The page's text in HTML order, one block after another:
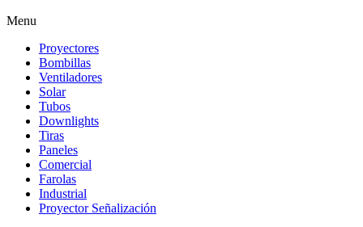
Menu
Proyectores
Bombillas
Ventiladores
Solar
Tubos
Downlights
Tiras
Paneles
Comercial
Farolas
Industrial
Proyector Señalización